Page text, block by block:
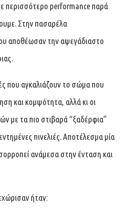
περισσότερο performance παρά
Στην πασαρέλα
αποθέωσαν την αψεγάδιαστο
που αγκαλιάζουν το σώμα που
και κομψότητα, αλλά κι οι
με τα πιο στιβαρά “ξαδέρφια”
πινελιές. Αποτέλεσμα μία
ανάμεσα στην ένταση και
ήταν: